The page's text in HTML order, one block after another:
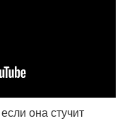
она стучит